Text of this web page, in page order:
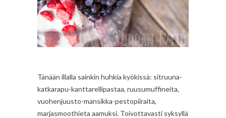
Tänään illalla sainkin huhkia kyökissä: sitruuna-
katkarapu-kanttarellipastaa, ruusumuffineita,
vuohenjuusto-mansikka-pestopiiraita,
marjasmoothieta aamuksi. Toivottavasti syksyllä